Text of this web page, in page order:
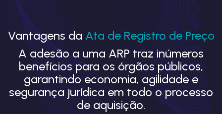
Vantagens da Ata de Registro de Preço
A adesão a uma ARP traz inúmeros
benefícios para os órgãos públicos,
garantindo economia, agilidade e
segurança jurídica em todo o processo
de aquisição.